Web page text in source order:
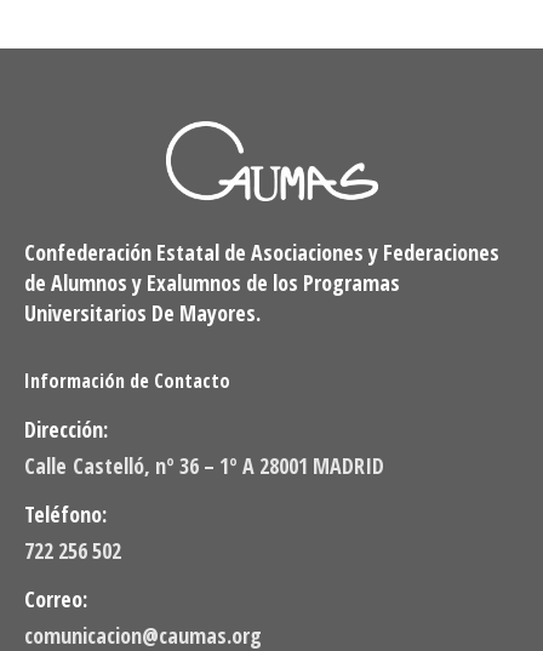
Confederación Estatal de Asociaciones y Federaciones
de Alumnos y Exalumnos de los Programas
Universitarios De Mayores.
Información de Contacto
Dirección:
Calle Castelló, nº 36 – 1º A 28001 MADRID
Teléfono:
722 256 502
Correo:
comunicacion@caumas.org